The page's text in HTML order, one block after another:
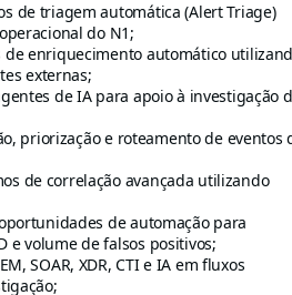
de triagem automática (Alert Triage)
do N1;
enriquecimento automático
externas;
de IA para apoio à investigação
priorização e roteamento de eventos
de correlação avançada utilizando
de automação para
e volume de falsos positivos;
SOAR, XDR, CTI e IA em fluxos